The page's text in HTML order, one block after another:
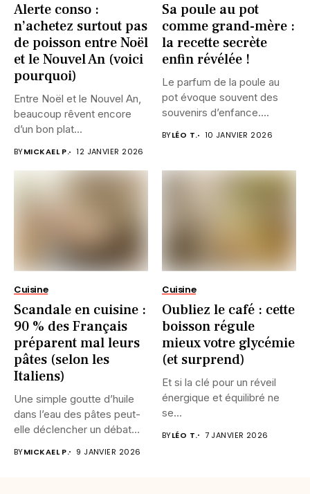
Alerte conso :
n’achetez surtout pas
de poisson entre Noël
et le Nouvel An (voici
pourquoi)
Entre Noël et le Nouvel An,
beaucoup rêvent encore
d’un bon plat...
BYMICKAEL P. 12 JANVIER 2026
Sa poule au pot
comme grand-mère :
la recette secrète
enfin révélée !
Le parfum de la poule au
pot évoque souvent des
souvenirs d’enfance....
BYLÉO T. 10 JANVIER 2026
Cuisine
Scandale en cuisine :
90 % des Français
préparent mal leurs
pâtes (selon les
Italiens)
Une simple goutte d’huile
dans l’eau des pâtes peut-
elle déclencher un débat...
BYMICKAEL P. 9 JANVIER 2026
Cuisine
Oubliez le café : cette
boisson régule
mieux votre glycémie
(et surprend)
Et si la clé pour un réveil
énergique et équilibré ne
se...
BYLÉO T. 7 JANVIER 2026